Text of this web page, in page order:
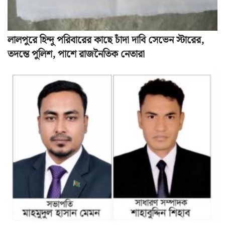
লালপুরে হিন্দু পরিবারের কাছে চাঁদা দাবি সেভেন স্টারের,
তদন্তে পুলিশ, পাশে রাজনৈতিক নেতারা